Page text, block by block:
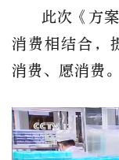
此次《方
消费相结合，
消费、愿消费。